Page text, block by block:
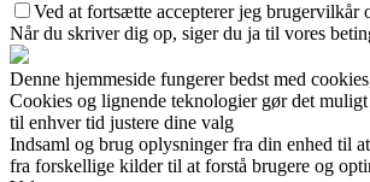
Ved at fortsætte accepterer jeg brugervilkår
Når du skriver dig op, siger du ja til vores
Denne hjemmeside fungerer bedst med
Cookies og lignende teknologier gør det
til enhver tid justere dine valg
Indsaml og brug oplysninger fra din enhed til
fra forskellige kilder til at forstå brugere og